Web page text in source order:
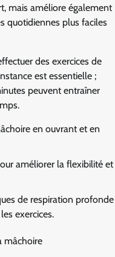
mais améliore également
quotidiennes plus faciles
des exercices de
est essentielle ;
peuvent entraîner
en ouvrant et en
améliorer la flexibilité et
de respiration profonde
exercices.
mâchoire